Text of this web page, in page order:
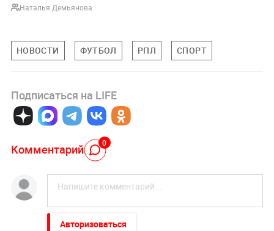
Наталья Демьянова
НОВОСТИ ФУТБОЛ РПЛ СПОРТ
Подписаться на LIFE
Комментарий 0
Авторизоваться